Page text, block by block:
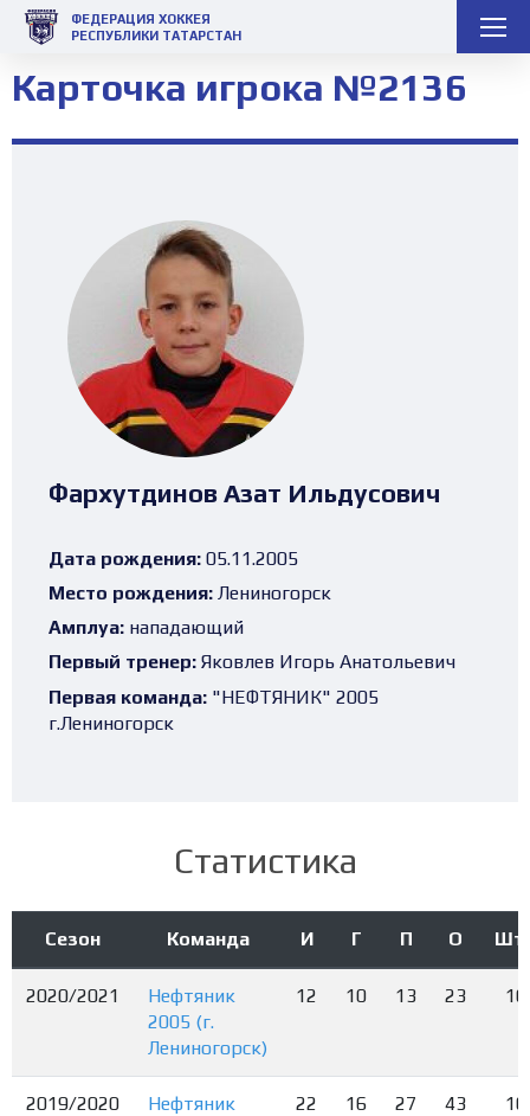
ФЕДЕРАЦИЯ ХОККЕЯ
РЕСПУБЛИКИ ТАТАРСТАН
Карточка игрока №2136
Фархутдинов Азат Ильдусович
Дата рождения: 05.11.2005
Место рождения: Лениногорск
Амплуа: нападающий
Первый тренер: Яковлев Игорь Анатольевич
Первая команда: "НЕФТЯНИК" 2005
г.Лениногорск
Статистика
Сезон Команда И Г П О
2020/2021
Нефтяник
2005 (г.
Лениногорск)
12 10 13 23 16
2019/2020
Нефтяник
22 16 27 43 10